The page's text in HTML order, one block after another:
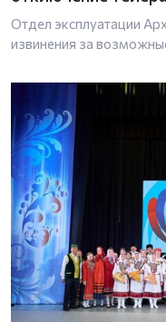
Отдел эксплуатации
извинения за